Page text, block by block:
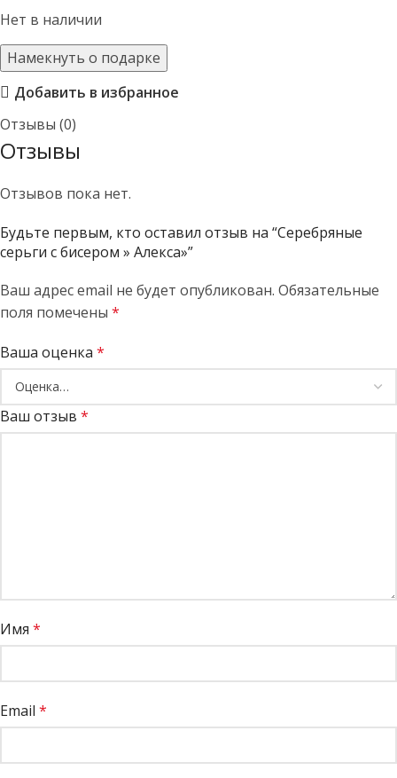
Нет в наличии
Намекнуть о подарке
Добавить в избранное
Отзывы (0)
Отзывы
Отзывов пока нет.
Будьте первым, кто оставил отзыв на “Серебряные
серьги с бисером » Алекса»”
Ваш адрес email не будет опубликован. Обязательные
поля помечены *
Ваша оценка *
Ваш отзыв *
Имя *
Email *